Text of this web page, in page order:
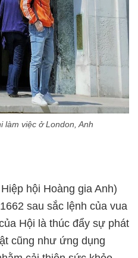
làm việc ở London, Anh
hội Hoàng gia Anh)
sau sắc lệnh của vua
Hội là thúc đẩy sự phát
cũng như ứng dụng